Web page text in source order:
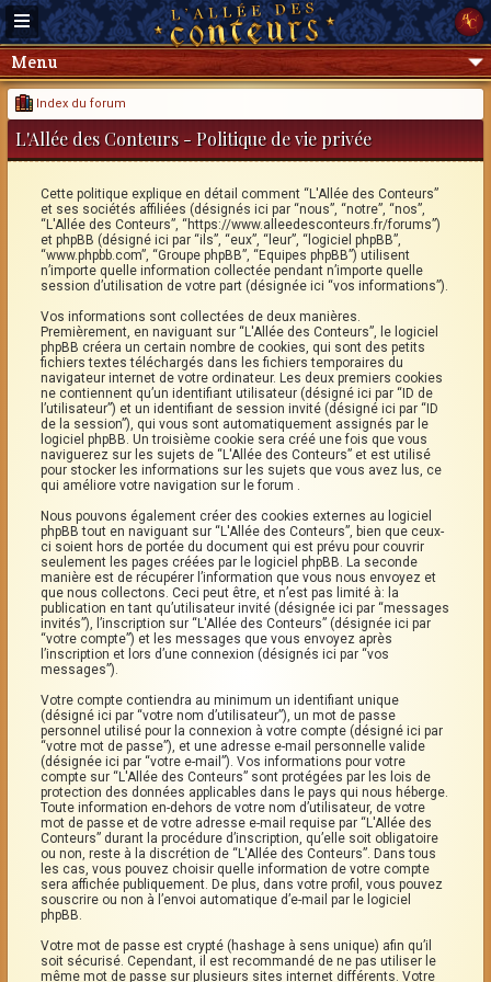
Menu
Index du forum
L'Allée des Conteurs - Politique de vie privée
Cette politique explique en détail comment “L'Allée des Conteurs”
et ses sociétés affiliées (désignés ici par “nous”, “notre”, “nos”,
“L'Allée des Conteurs”, “https://www.alleedesconteurs.fr/forums”)
et phpBB (désigné ici par “ils”, “eux”, “leur”, “logiciel phpBB”,
“www.phpbb.com”, “Groupe phpBB”, “Equipes phpBB”) utilisent
n’importe quelle information collectée pendant n’importe quelle
session d’utilisation de votre part (désignée ici “vos informations”).
Vos informations sont collectées de deux manières.
Premièrement, en naviguant sur “L'Allée des Conteurs”, le logiciel
phpBB créera un certain nombre de cookies, qui sont des petits
fichiers textes téléchargés dans les fichiers temporaires du
navigateur internet de votre ordinateur. Les deux premiers cookies
ne contiennent qu’un identifiant utilisateur (désigné ici par “ID de
l’utilisateur”) et un identifiant de session invité (désigné ici par “ID
de la session”), qui vous sont automatiquement assignés par le
logiciel phpBB. Un troisième cookie sera créé une fois que vous
naviguerez sur les sujets de “L'Allée des Conteurs” et est utilisé
pour stocker les informations sur les sujets que vous avez lus, ce
qui améliore votre navigation sur le forum .
Nous pouvons également créer des cookies externes au logiciel
phpBB tout en naviguant sur “L'Allée des Conteurs”, bien que ceux-
ci soient hors de portée du document qui est prévu pour couvrir
seulement les pages créées par le logiciel phpBB. La seconde
manière est de récupérer l’information que vous nous envoyez et
que nous collectons. Ceci peut être, et n’est pas limité à: la
publication en tant qu’utilisateur invité (désignée ici par “messages
invités”), l’inscription sur “L'Allée des Conteurs” (désignée ici par
“votre compte”) et les messages que vous envoyez après
l’inscription et lors d’une connexion (désignés ici par “vos
messages”).
Votre compte contiendra au minimum un identifiant unique
(désigné ici par “votre nom d’utilisateur”), un mot de passe
personnel utilisé pour la connexion à votre compte (désigné ici par
“votre mot de passe”), et une adresse e-mail personnelle valide
(désignée ici par “votre e-mail”). Vos informations pour votre
compte sur “L'Allée des Conteurs” sont protégées par les lois de
protection des données applicables dans le pays qui nous héberge.
Toute information en-dehors de votre nom d’utilisateur, de votre
mot de passe et de votre adresse e-mail requise par “L'Allée des
Conteurs” durant la procédure d’inscription, qu’elle soit obligatoire
ou non, reste à la discrétion de “L'Allée des Conteurs”. Dans tous
les cas, vous pouvez choisir quelle information de votre compte
sera affichée publiquement. De plus, dans votre profil, vous pouvez
souscrire ou non à l’envoi automatique d’e-mail par le logiciel
phpBB.
Votre mot de passe est crypté (hashage à sens unique) afin qu’il
soit sécurisé. Cependant, il est recommandé de ne pas utiliser le
même mot de passe sur plusieurs sites internet différents. Votre